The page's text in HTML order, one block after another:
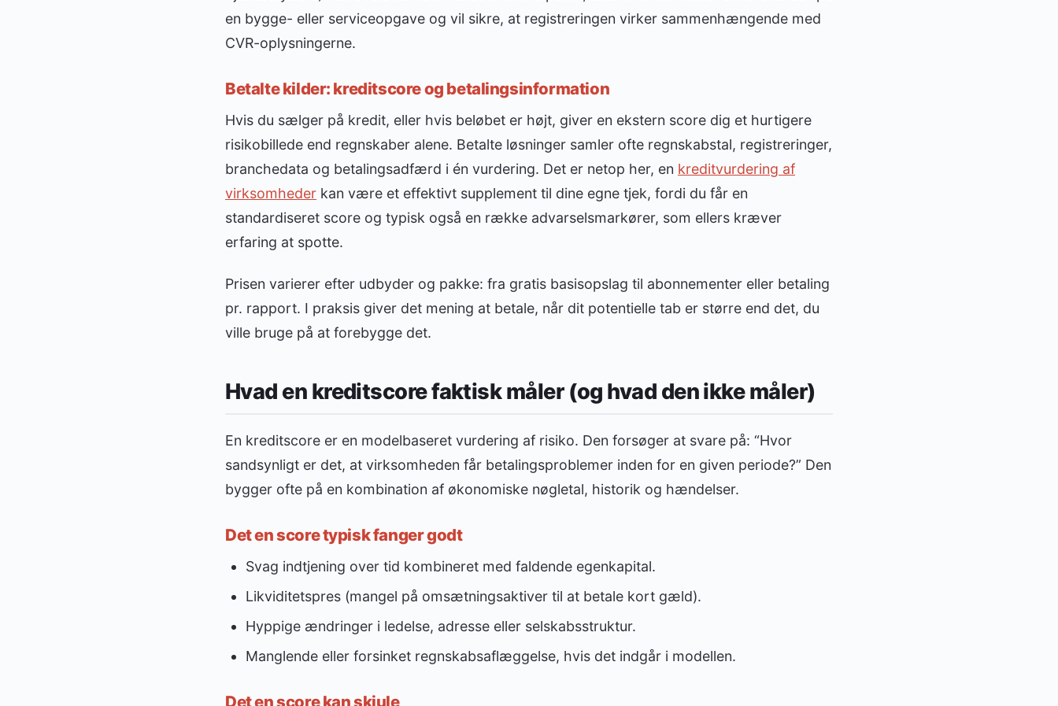
en bygge- eller serviceopgave og vil sikre, at registreringen virker sammenhængende med
CVR-oplysningerne.
Betalte kilder: kreditscore og betalingsinformation
Hvis du sælger på kredit, eller hvis beløbet er højt, giver en ekstern score dig et hurtigere
risikobillede end regnskaber alene. Betalte løsninger samler ofte regnskabstal, registreringer,
branchedata og betalingsadfærd i én vurdering. Det er netop her, en kreditvurdering af
virksomheder kan være et effektivt supplement til dine egne tjek, fordi du får en
standardiseret score og typisk også en række advarselsmarkører, som ellers kræver
erfaring at spotte.
Prisen varierer efter udbyder og pakke: fra gratis basisopslag til abonnementer eller betaling
pr. rapport. I praksis giver det mening at betale, når dit potentielle tab er større end det, du
ville bruge på at forebygge det.
Hvad en kreditscore faktisk måler (og hvad den ikke måler)
En kreditscore er en modelbaseret vurdering af risiko. Den forsøger at svare på: “Hvor
sandsynligt er det, at virksomheden får betalingsproblemer inden for en given periode?” Den
bygger ofte på en kombination af økonomiske nøgletal, historik og hændelser.
Det en score typisk fanger godt
Svag indtjening over tid kombineret med faldende egenkapital.
Likviditetspres (mangel på omsætningsaktiver til at betale kort gæld).
Hyppige ændringer i ledelse, adresse eller selskabsstruktur.
Manglende eller forsinket regnskabsaflæggelse, hvis det indgår i modellen.
Det en score kan skjule